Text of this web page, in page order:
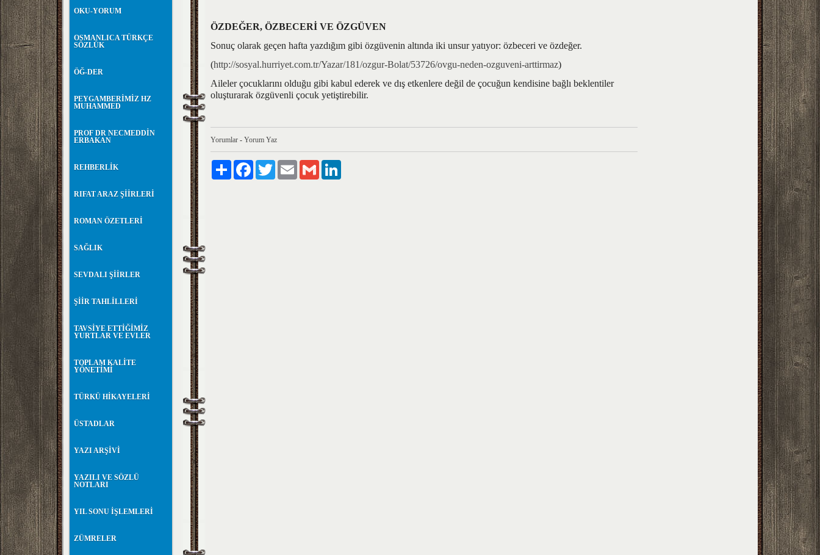
OKU-YORUM
OSMANLICA TÜRKÇE
SÖZLÜK
ÖĞ-DER
PEYGAMBERİMİZ HZ
MUHAMMED
PROF DR NECMEDDİN
ERBAKAN
REHBERLİK
RIFAT ARAZ ŞİİRLERİ
ROMAN ÖZETLERİ
SAĞLIK
SEVDALI ŞİİRLER
ŞİİR TAHLİLLERİ
TAVSİYE ETTİĞİMİZ
YURTLAR VE EVLER
TOPLAM KALİTE
YÖNETİMİ
TÜRKÜ HİKAYELERİ
ÜSTADLAR
YAZI ARŞİVİ
YAZILI VE SÖZLÜ
NOTLARI
YIL SONU İŞLEMLERİ
ZÜMRELER
ÖZDEĞER, ÖZBECERİ VE ÖZGÜVEN
Sonuç olarak geçen hafta yazdığım gibi özgüvenin altında iki unsur yatıyor: özbeceri ve özdeğer.
(http://sosyal.hurriyet.com.tr/Yazar/181/ozgur-Bolat/53726/ovgu-neden-ozguveni-arttirmaz)
Aileler çocuklarını olduğu gibi kabul ederek ve dış etkenlere değil de çocuğun kendisine bağlı beklentiler
oluşturarak özgüvenli çocuk yetiştirebilir.
Yorumlar - Yorum Yaz
Paylaş FacebookTwitter Email Gmail